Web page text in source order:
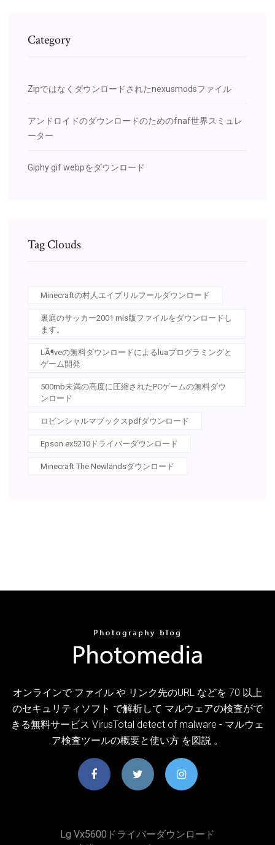
Category
Zipではなくダウンロードされたnexusmodsファイル
アンドロイドのダウンロードのためのfnaf世界スミュレ
ーター
Giphy gif webpをダウンロード
Tag Clouds
Minecraftの村人エイプリルフールダウンロード
裏庭のサッカー2001 mls版ファイルをダウンロードし
ます。
LÃ¶veの無料ダウンロードによるluaプログラミングと
ゲーム開発
500mb未満の高度に圧縮されたPCゲームの無料ダウ
ンロード
ロビンシャルマブックスpdfダウンロード
Epson ex5210ドライバーダウンロード
Minecraft The Newlandsダウンロード
オンラインで ファイル や リンク先のURL などを 70 以上
のセキュリティソフト で解析して マルウェアの検査がで
きる無料サービス VirusTotal detect of malware - マルウェ
ア検査ツールの概要と使い方 を図説 。
Lg Vx5600ドライバーダウンロード